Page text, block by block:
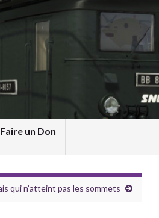
Faire un Don
qui n’atteint pas les sommets